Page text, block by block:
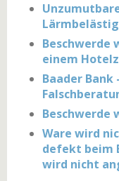
Beschwerde
einem
Baader Bank
Beschwerde
Ware wird
defekt beim
wird nicht